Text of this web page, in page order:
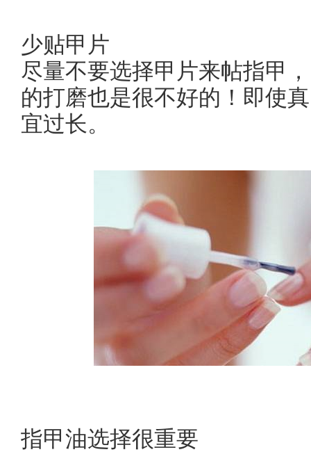
少贴甲片
尽量不要选择甲片来帖指甲
的打磨也是很不好的！即使
宜过长。
指甲油选择很重要